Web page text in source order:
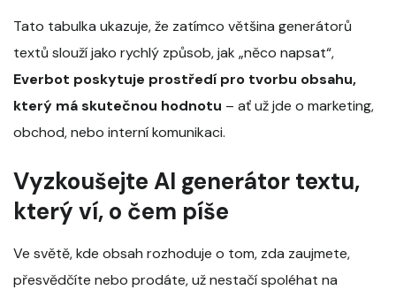
Tato tabulka ukazuje, že zatímco většina generátorů
textů slouží jako rychlý způsob, jak „něco napsat“,
Everbot poskytuje prostředí pro tvorbu obsahu,
který má skutečnou hodnotu – ať už jde o marketing,
obchod, nebo interní komunikaci.
Vyzkoušejte AI generátor textu,
který ví, o čem píše
Ve světě, kde obsah rozhoduje o tom, zda zaujmete,
přesvědčíte nebo prodáte, už nestačí spoléhat na